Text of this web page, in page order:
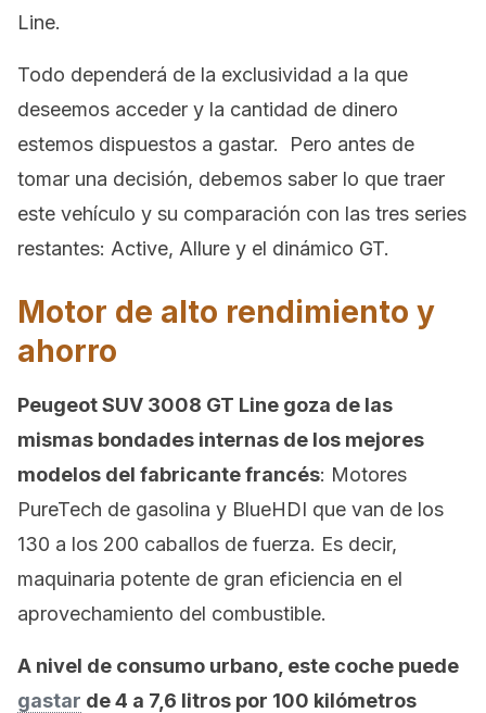
Line.
Todo dependerá de la exclusividad a la que
deseemos acceder y la cantidad de dinero
estemos dispuestos a gastar. Pero antes de
tomar una decisión, debemos saber lo que traer
este vehículo y su comparación con las tres series
restantes: Active, Allure y el dinámico GT.
Motor de alto rendimiento y
ahorro
Peugeot SUV 3008 GT Line goza de las
mismas bondades internas de los mejores
modelos del fabricante francés: Motores
PureTech de gasolina y BlueHDI que van de los
130 a los 200 caballos de fuerza. Es decir,
maquinaria potente de gran eficiencia en el
aprovechamiento del combustible.
A nivel de consumo urbano, este coche puede
gastar de 4 a 7,6 litros por 100 kilómetros